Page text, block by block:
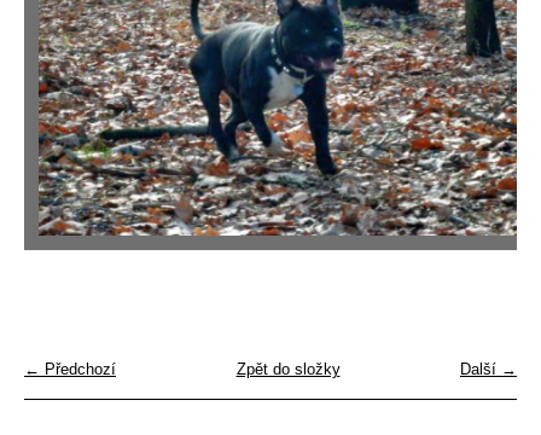
← Předchozí Další →
Zpět do složky